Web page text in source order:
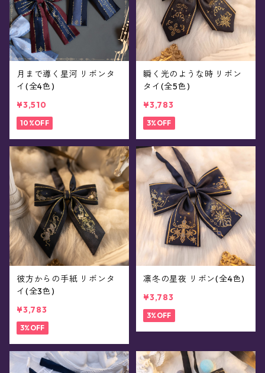
月まで導く星河 リボンタ
イ(全4色)
¥3,510
10%OFF
瞬く光のような時 リボン
タイ(全5色)
¥3,783
3%OFF
彼方からの手紙 リボンタ
イ(全3色)
¥3,783
3%OFF
凛冬の星夜 リボン(全4色)
¥3,783
3%OFF